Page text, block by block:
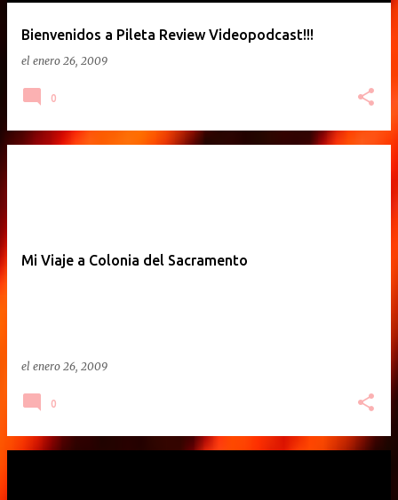
Bienvenidos a Pileta Review Videopodcast!!!
el enero 26, 2009
0
Mi Viaje a Colonia del Sacramento
el enero 26, 2009
0